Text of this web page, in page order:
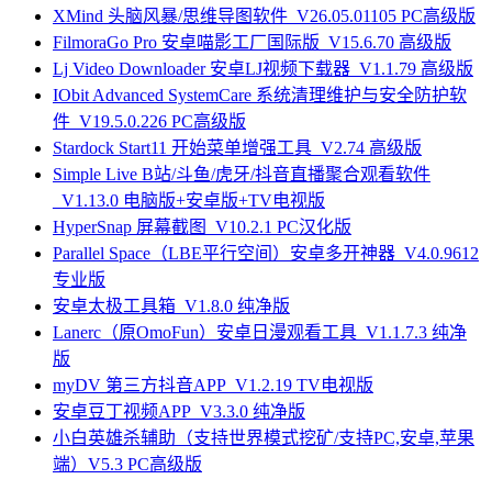
XMind 头脑风暴/思维导图软件_V26.05.01105 PC高级版
FilmoraGo Pro 安卓喵影工厂国际版_V15.6.70 高级版
Lj Video Downloader 安卓LJ视频下载器_V1.1.79 高级版
IObit Advanced SystemCare 系统清理维护与安全防护软
件_V19.5.0.226 PC高级版
Stardock Start11 开始菜单增强工具_V2.74 高级版
Simple Live B站/斗鱼/虎牙/抖音直播聚合观看软件
_V1.13.0 电脑版+安卓版+TV电视版
HyperSnap 屏幕截图_V10.2.1 PC汉化版
Parallel Space（LBE平行空间）安卓多开神器_V4.0.9612
专业版
安卓太极工具箱_V1.8.0 纯净版
Lanerc（原OmoFun）安卓日漫观看工具_V1.1.7.3 纯净
版
myDV 第三方抖音APP_V1.2.19 TV电视版
安卓豆丁视频APP_V3.3.0 纯净版
小白英雄杀辅助（支持世界模式挖矿/支持PC,安卓,苹果
端）V5.3 PC高级版